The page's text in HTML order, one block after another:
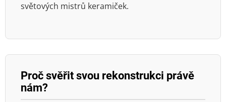
světových mistrů keramiček.
Proč svěřit svou rekonstrukci právě
nám?